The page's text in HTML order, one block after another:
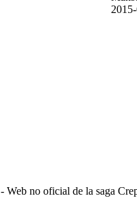
- Web no oficial de la saga